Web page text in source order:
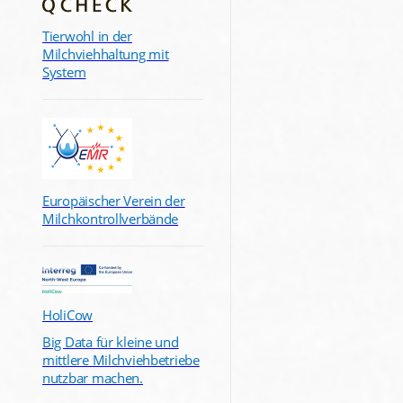
Tierwohl in der
Milchviehhaltung mit
System
Europäischer Verein der
Milchkontrollverbände
HoliCow
Big Data für kleine und
mittlere Milchviehbetriebe
nutzbar machen.